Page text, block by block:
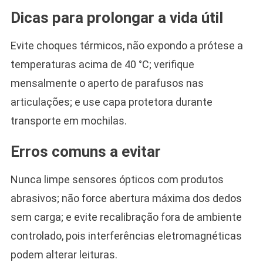
Dicas para prolongar a vida útil
Evite choques térmicos, não expondo a prótese a
temperaturas acima de 40 °C; verifique
mensalmente o aperto de parafusos nas
articulações; e use capa protetora durante
transporte em mochilas.
Erros comuns a evitar
Nunca limpe sensores ópticos com produtos
abrasivos; não force abertura máxima dos dedos
sem carga; e evite recalibração fora de ambiente
controlado, pois interferências eletromagnéticas
podem alterar leituras.